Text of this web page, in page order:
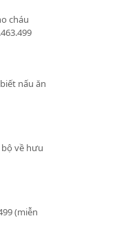
cháu
nấu ăn
về hưu
(miễn